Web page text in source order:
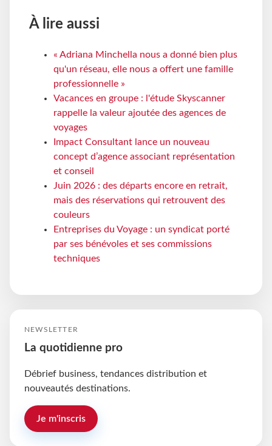
À lire aussi
« Adriana Minchella nous a donné bien plus
qu'un réseau, elle nous a offert une famille
professionnelle »
Vacances en groupe : l'étude Skyscanner
rappelle la valeur ajoutée des agences de
voyages
Impact Consultant lance un nouveau
concept d’agence associant représentation
et conseil
Juin 2026 : des départs encore en retrait,
mais des réservations qui retrouvent des
couleurs
Entreprises du Voyage : un syndicat porté
par ses bénévoles et ses commissions
techniques
NEWSLETTER
La quotidienne pro
Débrief business, tendances distribution et
nouveautés destinations.
Je m'inscris